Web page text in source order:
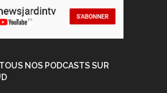
NOS PODCASTS SUR